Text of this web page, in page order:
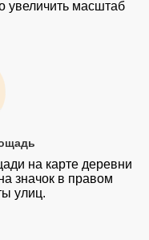
увеличить масштаб
на карте деревни
значок в правом
улиц.